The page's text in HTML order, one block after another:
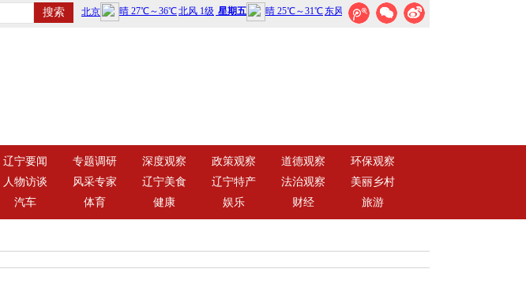
辽宁要闻 专题调研 深度观察 政策观察 道德观察
环保观察
人物访谈 风采专家 辽宁美食 辽宁特产 法治观察
美丽乡村
汽车 体育 健康 娱乐 财经 旅游